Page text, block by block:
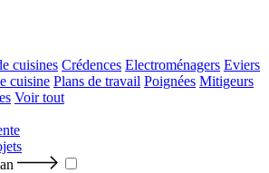
cuisines Crédences Electroménagers Eviers
cuisine Plans de travail Poignées Mitigeurs
Voir tout